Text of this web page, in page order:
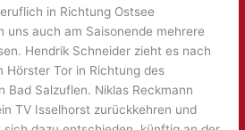
in Richtung Ostsee
uns auch am Saisonende mehrere
Hendrik Schneider zieht es nach
Hörster Tor in Richtung des
Bad Salzuflen. Niklas Reckmann
TV Isselhorst zurückkehren und